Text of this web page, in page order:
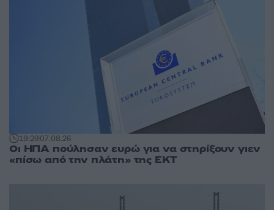
19:2907.08.26
Οι ΗΠΑ πούλησαν ευρώ για να στηρίξουν γιεν
«πίσω από την πλάτη» της ΕΚΤ